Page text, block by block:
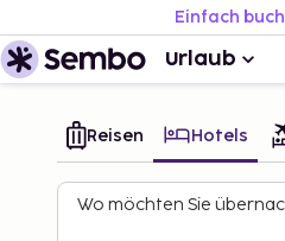
Einfach
Urlaub
Reisen Hotels
Wo möchten Sie